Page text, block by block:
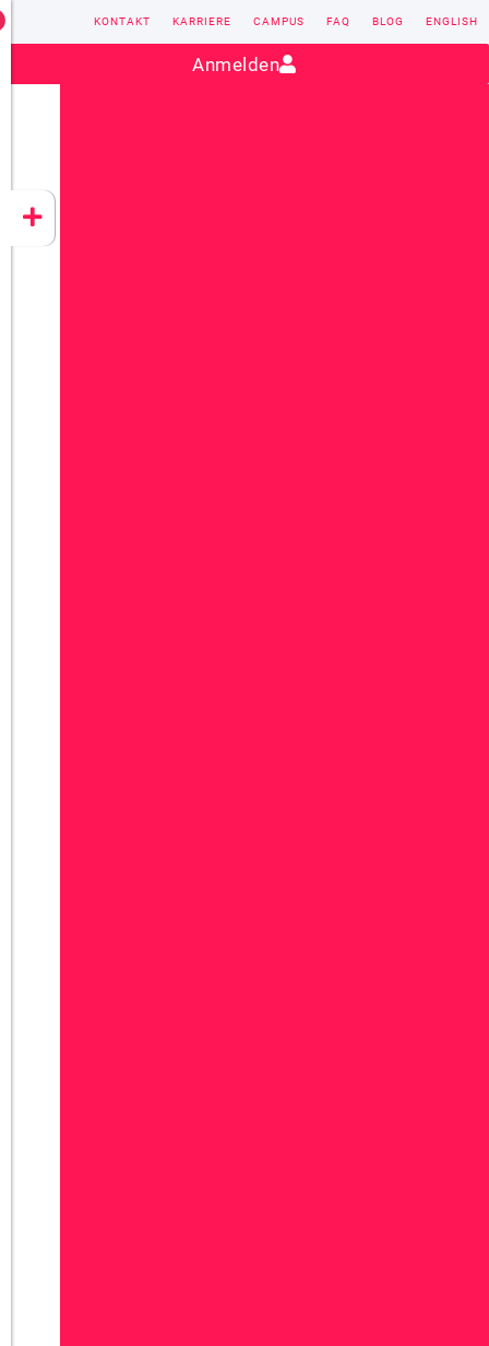
CONZEPT 16
YEET
Kontakt:sales@vectorsoft.de
KONTAKT KARRIERE CAMPUS FAQ BLOG ENGLISH
Anmelden